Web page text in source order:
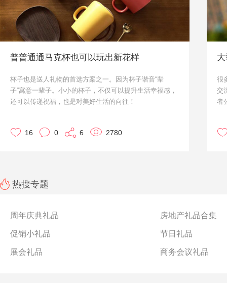
普普通通马克杯也可以玩出新花样
杯子也是送人礼物的首选方案之一。因为杯子谐音“辈
子”寓意一辈子。小小的杯子，不仅可以提升生活幸福感，
还可以传递祝福，也是对美好生活的向往！
16 0 6 2780
很
交
者
热搜专题
周年庆典礼品 房地产礼品合集
促销小礼品 节日礼品
展会礼品 商务会议礼品